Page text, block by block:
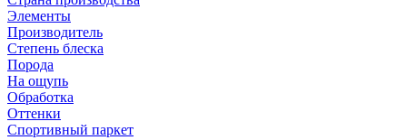
Элементы
Производитель
Степень блеска
Порода
На ощупь
Обработка
Оттенки
Спортивный паркет